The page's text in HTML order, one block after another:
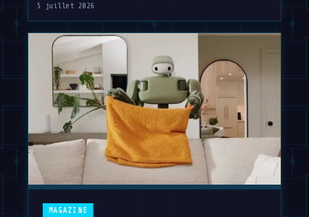
5 juillet 2026
MAGAZINE